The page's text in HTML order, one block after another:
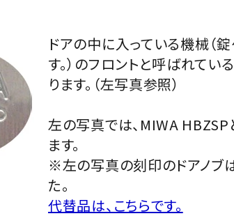
ドアの中に入っている機械（
す。）のフロントと呼ばれてい
ります。（左写真参照）
左の写真では、MIWA HBZSP
ます。
※左の写真の刻印のドアノブ
た。
代替品は、こちらです。